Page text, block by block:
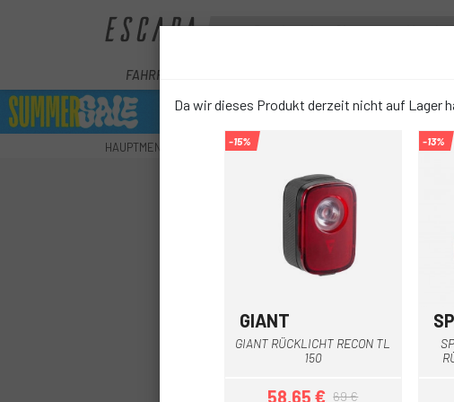
FAHRRÄDER
HAUPTMENU ZUBEHÖR SICHERHEIT
Da wir dieses Produkt derzeit nicht auf Lager
-15%
GIANT
GIANT RÜCKLICHT RECON TL
150
58,65 € 69 €
-13%